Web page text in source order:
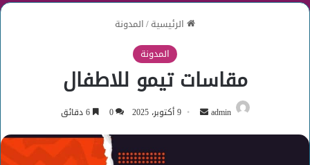
الرئيسية/المدونة
المدونة
مقاسات تيمو للاطفال
admin
أرسل 9 أكتوبر، 2025 0 6 دقائق